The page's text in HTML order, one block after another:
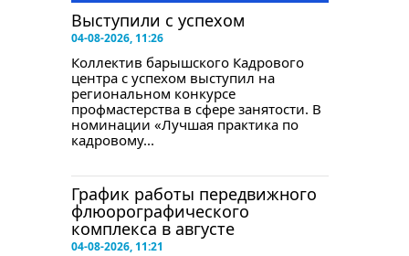
Выступили с успехом
04-08-2026, 11:26
Коллектив барышского Кадрового
центра с успехом выступил на
региональном конкурсе
профмастерства в сфере занятости. В
номинации «Лучшая практика по
кадровому...
График работы передвижного
флюорографического
комплекса в августе
04-08-2026, 11:21